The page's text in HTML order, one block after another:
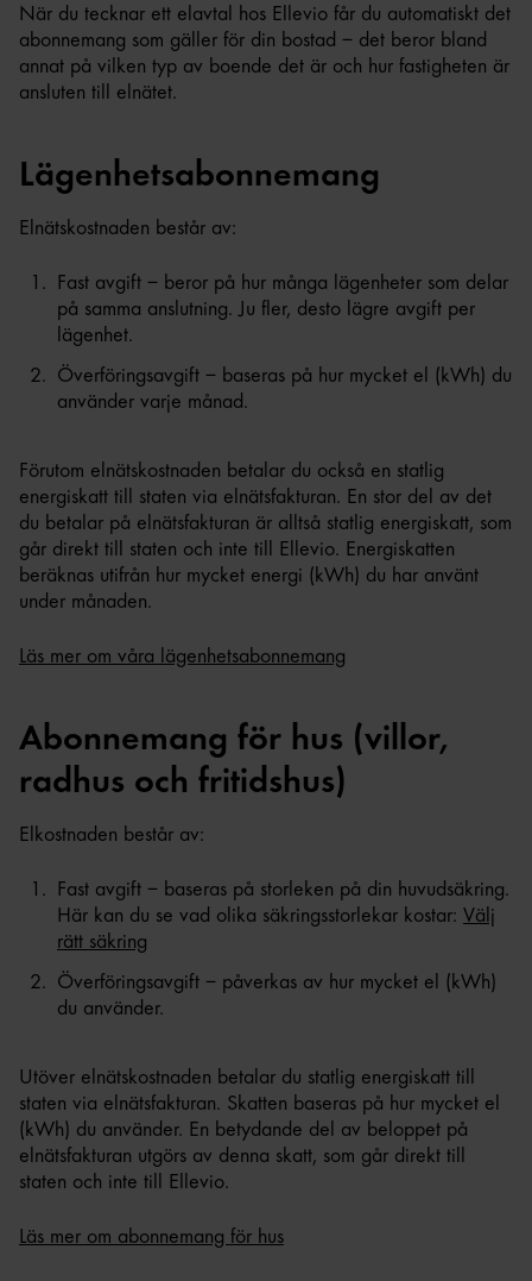
När du tecknar ett elavtal hos Ellevio får du automatiskt det
abonnemang som gäller för din bostad – det beror bland
annat på vilken typ av boende det är och hur fastigheten är
ansluten till elnätet.
Lägenhetsabonnemang
Elnätskostnaden består av:
Fast avgift – beror på hur många lägenheter som delar
på samma anslutning. Ju fler, desto lägre avgift per
lägenhet.
Överföringsavgift – baseras på hur mycket el (kWh) du
använder varje månad.
Förutom elnätskostnaden betalar du också en statlig
energiskatt till staten via elnätsfakturan. En stor del av det
du betalar på elnätsfakturan är alltså statlig energiskatt, som
går direkt till staten och inte till Ellevio. Energiskatten
beräknas utifrån hur mycket energi (kWh) du har använt
under månaden.
Läs mer om våra lägenhetsabonnemang
Abonnemang för hus (villor,
radhus och fritidshus)
Elkostnaden består av:
Fast avgift – baseras på storleken på din huvudsäkring.
Här kan du se vad olika säkringsstorlekar kostar: Välj
rätt säkring
Överföringsavgift – påverkas av hur mycket el (kWh)
du använder.
Utöver elnätskostnaden betalar du statlig energiskatt till
staten via elnätsfakturan. Skatten baseras på hur mycket el
(kWh) du använder. En betydande del av beloppet på
elnätsfakturan utgörs av denna skatt, som går direkt till
staten och inte till Ellevio.
Läs mer om abonnemang för hus